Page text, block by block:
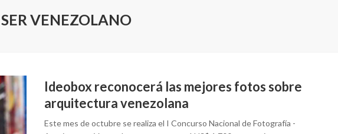
VENEZOLANO
Ideobox reconocerá las mejores fotos sobre
arquitectura venezolana
Este mes de octubre se realiza el I Concurso Nacional de Fotografía -